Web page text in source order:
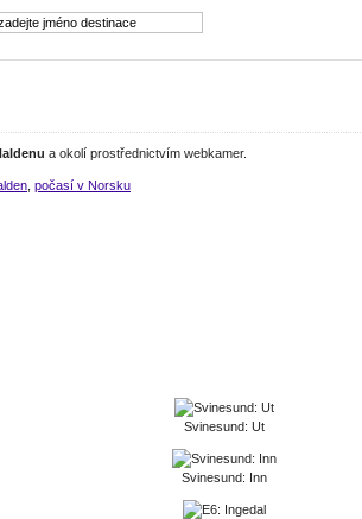
a okolí prostřednictvím webkamer.
počasí v Norsku
Svinesund: Ut
Svinesund: Inn